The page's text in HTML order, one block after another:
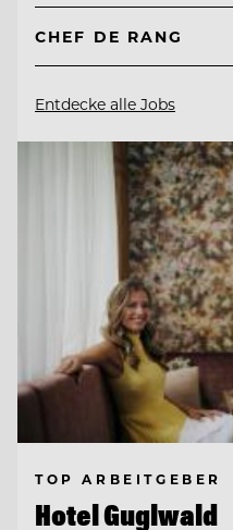
CHEF DE RANG
Entdecke alle Jobs
TOP ARBEITGEBER
Hotel Guglwald